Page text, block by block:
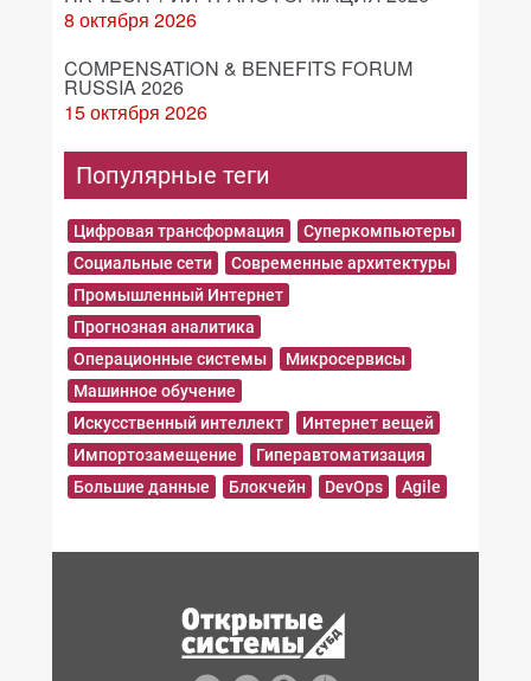
8 октября 2026
COMPENSATION & BENEFITS FORUM
RUSSIA 2026
15 октября 2026
Популярные теги
Цифровая трансформация
Суперкомпьютеры
Социальные сети
Современные архитектуры
Промышленный Интернет
Прогнозная аналитика
Операционные системы
Микросервисы
Машинное обучение
Искусственный интеллект
Интернет вещей
Импортозамещение
Гиперавтоматизация
Большие данные
Блокчейн DevOps Agile